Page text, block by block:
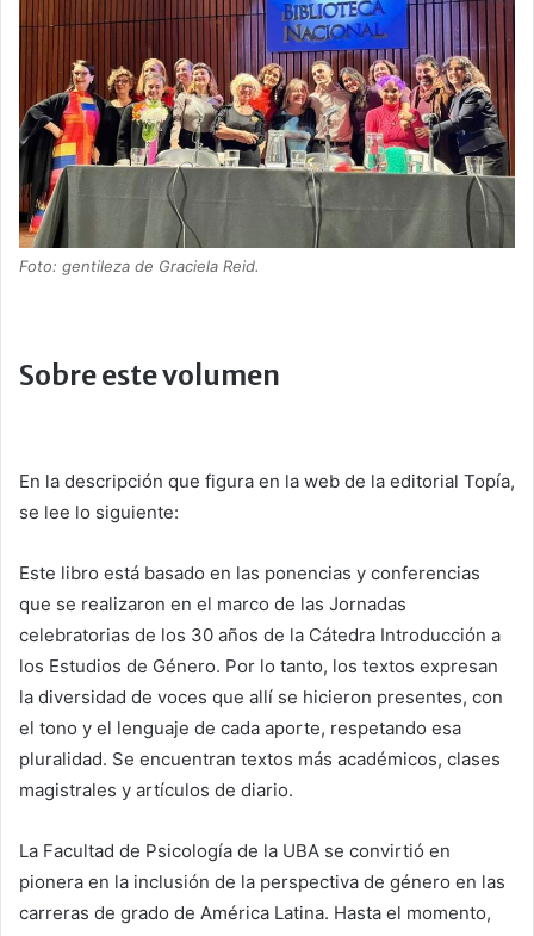
Foto: gentileza de Graciela Reid.
Sobre este volumen
En la descripción que figura en la web de la editorial Topía,
se lee lo siguiente:
Este libro está basado en las ponencias y conferencias
que se realizaron en el marco de las Jornadas
celebratorias de los 30 años de la Cátedra Introducción a
los Estudios de Género. Por lo tanto, los textos expresan
la diversidad de voces que allí se hicieron presentes, con
el tono y el lenguaje de cada aporte, respetando esa
pluralidad. Se encuentran textos más académicos, clases
magistrales y artículos de diario.
La Facultad de Psicología de la UBA se convirtió en
pionera en la inclusión de la perspectiva de género en las
carreras de grado de América Latina. Hasta el momento,